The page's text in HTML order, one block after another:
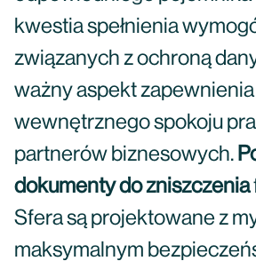
kwestia spełnienia
związanych z ochroną
ważny aspekt zapewnienia
wewnętrznego spokoju
partnerów biznesowych.
dokumenty do zniszczenia
Sfera są projektowane z
maksymalnym